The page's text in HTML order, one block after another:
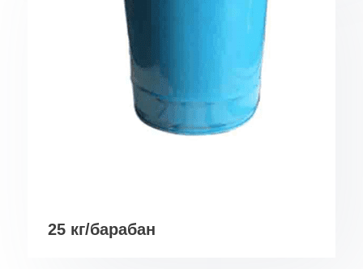
25 кг/барабан